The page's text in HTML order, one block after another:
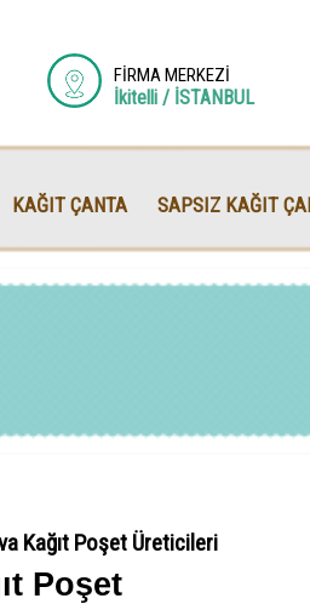
FİRMA MERKEZİ
İkitelli / İSTANBUL
KAĞIT ÇANTA SAPSIZ KAĞIT
Kağıt Poşet Üreticileri
Poşet